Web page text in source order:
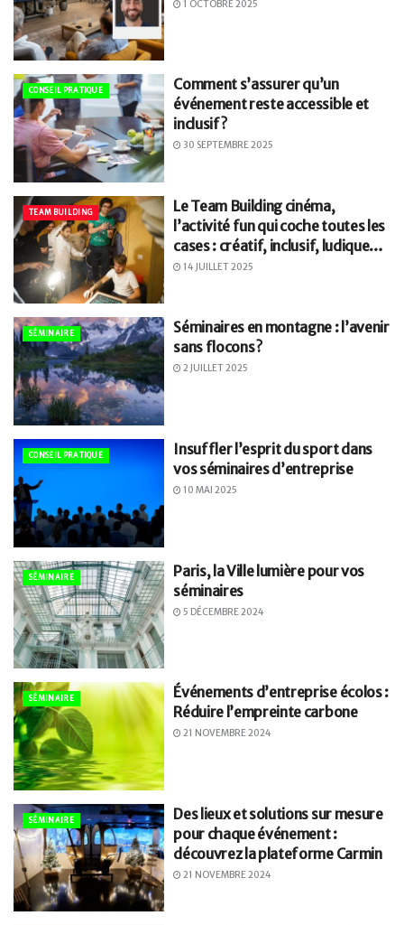
1 OCTOBRE 2025
CONSEIL PRATIQUE
Comment s’assurer qu’un
événement reste accessible et
inclusif ?
30 SEPTEMBRE 2025
TEAM BUILDING
Le Team Building cinéma,
l’activité fun qui coche toutes les
cases : créatif, inclusif, ludique…
14 JUILLET 2025
SÉMINAIRE
Séminaires en montagne : l’avenir
sans flocons ?
2 JUILLET 2025
CONSEIL PRATIQUE
Insuffler l’esprit du sport dans
vos séminaires d’entreprise
10 MAI 2025
SÉMINAIRE
Paris, la Ville lumière pour vos
séminaires
5 DÉCEMBRE 2024
SÉMINAIRE
Événements d’entreprise écolos :
Réduire l’empreinte carbone
21 NOVEMBRE 2024
SÉMINAIRE
Des lieux et solutions sur mesure
pour chaque événement :
découvrez la plateforme Carmin
21 NOVEMBRE 2024